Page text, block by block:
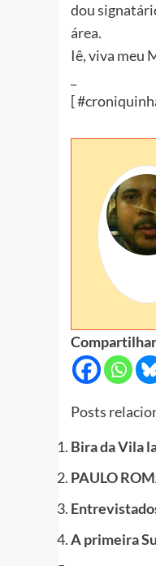
dou
área.
Iê, viva meu
[
Compartilhar
Posts
Bira da Vila
PAULO
A primeira